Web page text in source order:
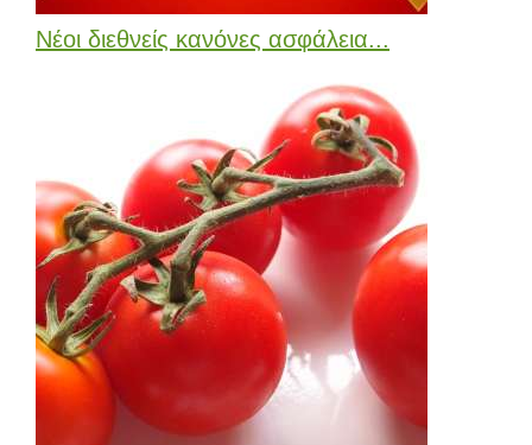
Νέοι διεθνείς κανόνες ασφάλεια...